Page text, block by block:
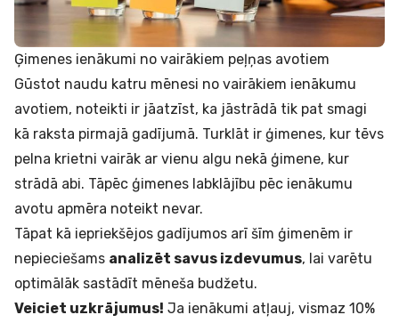
Ģimenes ienākumi no vairākiem peļņas avotiem
Gūstot naudu katru mēnesi no vairākiem ienākumu
avotiem, noteikti ir jāatzīst, ka jāstrādā tik pat smagi
kā raksta pirmajā gadījumā. Turklāt ir ģimenes, kur tēvs
pelna krietni vairāk ar vienu algu nekā ģimene, kur
strādā abi. Tāpēc ģimenes labklājību pēc ienākumu
avotu apmēra noteikt nevar.
Tāpat kā iepriekšējos gadījumos arī šīm ģimenēm ir
nepieciešams analizēt savus izdevumus, lai varētu
optimālāk sastādīt mēneša budžetu.
Veiciet uzkrājumus! Ja ienākumi atļauj, vismaz 10%